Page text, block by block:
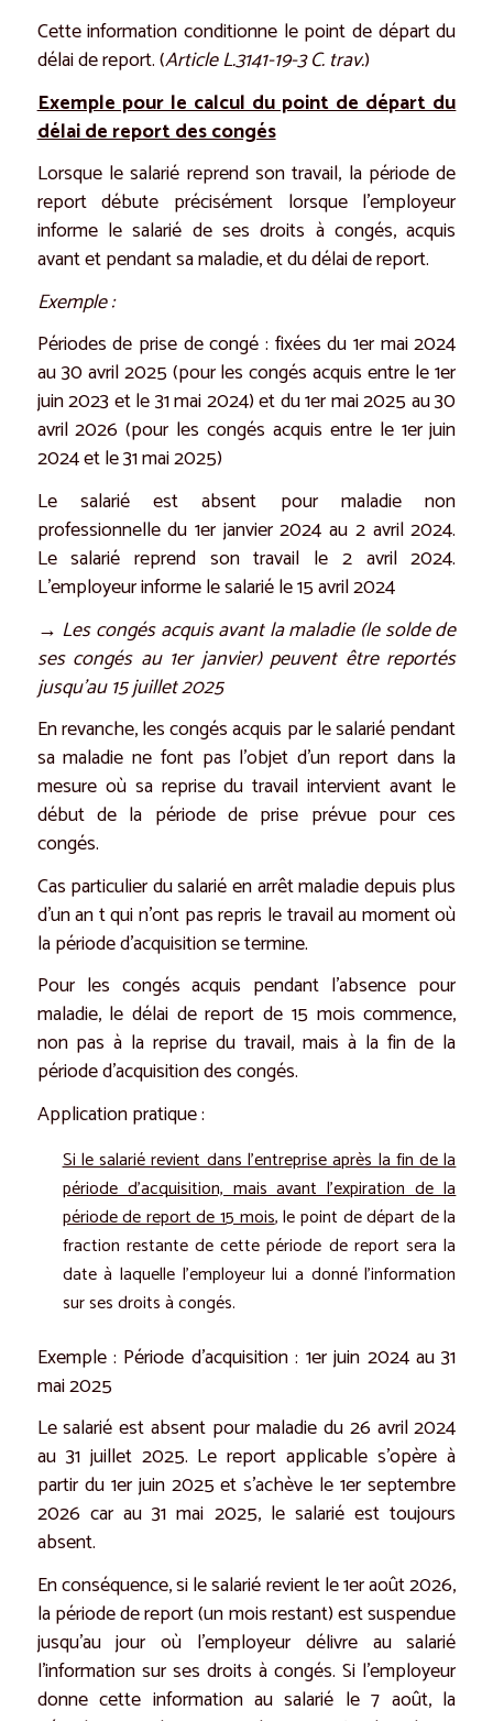
Cette information conditionne le point de départ du
délai de report. (Article L.3141-19-3 C. trav.)
Exemple pour le calcul du point de départ du
délai de report des congés
Lorsque le salarié reprend son travail, la période de
report débute précisément lorsque l’employeur
informe le salarié de ses droits à congés, acquis
avant et pendant sa maladie, et du délai de report.
Exemple :
Périodes de prise de congé : fixées du 1er mai 2024
au 30 avril 2025 (pour les congés acquis entre le 1er
juin 2023 et le 31 mai 2024) et du 1er mai 2025 au 30
avril 2026 (pour les congés acquis entre le 1er juin
2024 et le 31 mai 2025)
Le salarié est absent pour maladie non
professionnelle du 1er janvier 2024 au 2 avril 2024.
Le salarié reprend son travail le 2 avril 2024.
L’employeur informe le salarié le 15 avril 2024
→ Les congés acquis avant la maladie (le solde de
ses congés au 1er janvier) peuvent être reportés
jusqu’au 15 juillet 2025
En revanche, les congés acquis par le salarié pendant
sa maladie ne font pas l’objet d’un report dans la
mesure où sa reprise du travail intervient avant le
début de la période de prise prévue pour ces
congés.
Cas particulier du salarié en arrêt maladie depuis plus
d’un an t qui n’ont pas repris le travail au moment où
la période d’acquisition se termine.
Pour les congés acquis pendant l’absence pour
maladie, le délai de report de 15 mois commence,
non pas à la reprise du travail, mais à la fin de la
période d’acquisition des congés.
Application pratique :
Si le salarié revient dans l’entreprise après la fin de la
période d’acquisition, mais avant l’expiration de la
période de report de 15 mois, le point de départ de la
fraction restante de cette période de report sera la
date à laquelle l’employeur lui a donné l’information
sur ses droits à congés.
Exemple : Période d’acquisition : 1er juin 2024 au 31
mai 2025
Le salarié est absent pour maladie du 26 avril 2024
au 31 juillet 2025. Le report applicable s’opère à
partir du 1er juin 2025 et s’achève le 1er septembre
2026 car au 31 mai 2025, le salarié est toujours
absent.
En conséquence, si le salarié revient le 1er août 2026,
la période de report (un mois restant) est suspendue
jusqu’au jour où l’employeur délivre au salarié
l’information sur ses droits à congés. Si l’employeur
donne cette information au salarié le 7 août, la